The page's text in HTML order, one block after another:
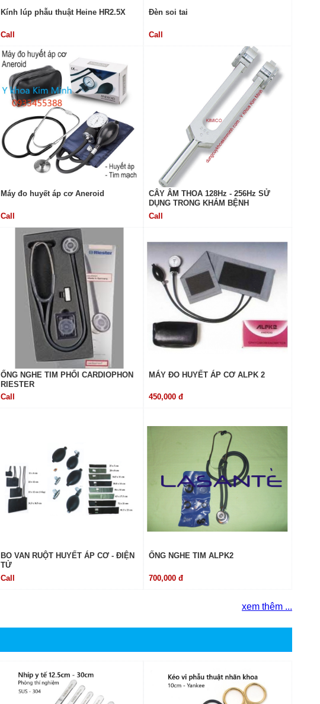
Kính lúp phẫu thuật Heine HR2.5X
Call
Đèn soi tai
Call
Máy đo huyết áp cơ Aneroid
Call
CÂY ÂM THOA 128Hz - 256Hz SỬ
DỤNG TRONG KHÁM BỆNH
Call
ỐNG NGHE TIM PHỔI CARDIOPHON
RIESTER
Call
MÁY ĐO HUYẾT ÁP CƠ ALPK 2
450,000 đ
BO VAN RUỘT HUYẾT ÁP CƠ - ĐIỆN
TỬ
Call
ỐNG NGHE TIM ALPK2
700,000 đ
xem thêm ...